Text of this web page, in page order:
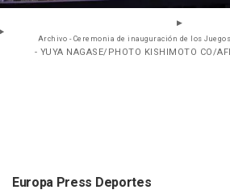
Archivo - Ceremonia de inauguración de los
- YUYA NAGASE/PHOTO KISHIMOTO CO/
Europa Press Deportes